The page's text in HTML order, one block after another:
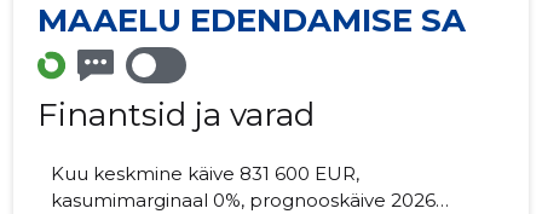
MAAELU EDENDAMISE SA
Finantsid ja varad
Kuu keskmine käive 831 600 EUR,
kasumimarginaal 0%, prognooskäive 2026